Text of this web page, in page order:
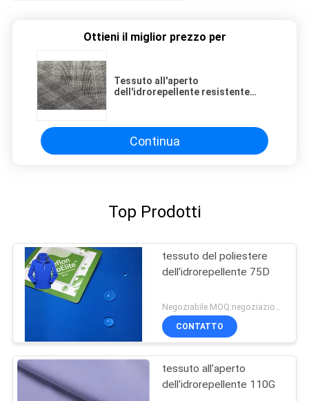
Ottieni il miglior prezzo per
Tessuto all'aperto
dell'idrorepellente resistente
Continua
Top Prodotti
tessuto del poliestere
dell'idrorepellente 75D
CONTATTO
tessuto all'aperto
dell'idrorepellente 110G